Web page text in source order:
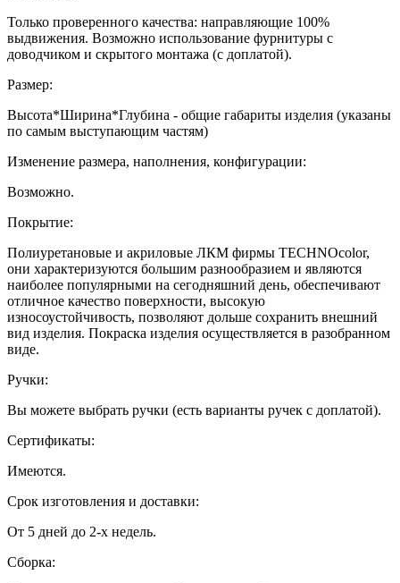
Только проверенного качества: направляющие 100%
выдвижения. Возможно использование фурнитуры с
доводчиком и скрытого монтажа (с доплатой).
Размер:
Высота*Ширина*Глубина - общие габариты изделия (указаны
по самым выступающим частям)
Изменение размера, наполнения, конфигурации:
Возможно.
Покрытие:
Полиуретановые и акриловые ЛКМ фирмы TECHNOcolor,
они характеризуются большим разнообразием и являются
наиболее популярными на сегодняшний день, обеспечивают
отличное качество поверхности, высокую
износоустойчивость, позволяют дольше сохранить внешний
вид изделия. Покраска изделия осуществляется в разобранном
виде.
Ручки:
Вы можете выбрать ручки (есть варианты ручек с доплатой).
Сертификаты:
Имеются.
Срок изготовления и доставки:
От 5 дней до 2-х недель.
Сборка: